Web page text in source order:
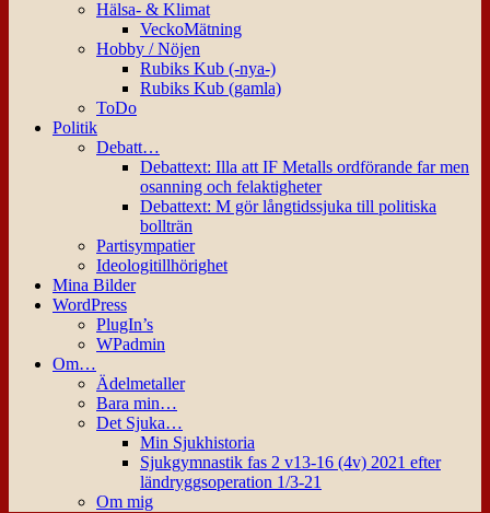
Hälsa- & Klimat
VeckoMätning
Hobby / Nöjen
Rubiks Kub (-nya-)
Rubiks Kub (gamla)
ToDo
Politik
Debatt…
Debattext: Illa att IF Metalls ordförande far men
osanning och felaktigheter
Debattext: M gör långtidssjuka till politiska
bollträn
Partisympatier
Ideologitillhörighet
Mina Bilder
WordPress
PlugIn’s
WPadmin
Om…
Ädelmetaller
Bara min…
Det Sjuka…
Min Sjukhistoria
Sjukgymnastik fas 2 v13-16 (4v) 2021 efter
ländryggsoperation 1/3-21
Om mig